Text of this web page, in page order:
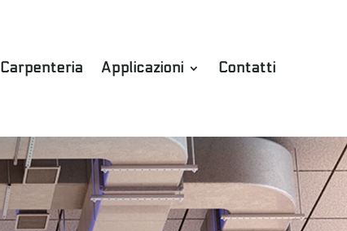
Carpenteria Applicazioni Contatti